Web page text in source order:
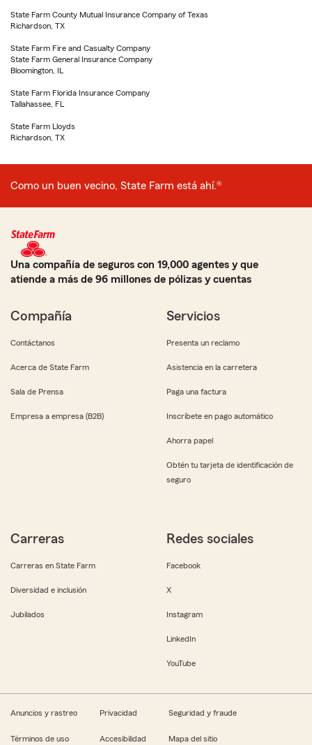
State Farm County Mutual Insurance Company of Texas
Richardson, TX
State Farm Fire and Casualty Company
State Farm General Insurance Company
Bloomington, IL
State Farm Florida Insurance Company
Tallahassee, FL
State Farm Lloyds
Richardson, TX
Como un buen vecino, State Farm está ahí.®
Una compañía de seguros con 19,000 agentes y que
atiende a más de 96 millones de pólizas y cuentas
Compañía
Contáctanos
Acerca de State Farm
Sala de Prensa
Empresa a empresa (B2B)
Servicios
Presenta un reclamo
Asistencia en la carretera
Paga una factura
Inscríbete en pago automático
Ahorra papel
Obtén tu tarjeta de identificación de
seguro
Carreras
Carreras en State Farm
Diversidad e inclusión
Jubilados
Redes sociales
Facebook
X
Instagram
LinkedIn
YouTube
Anuncios y rastreo Privacidad Seguridad y fraude
Términos de uso Accesibilidad Mapa del sitio